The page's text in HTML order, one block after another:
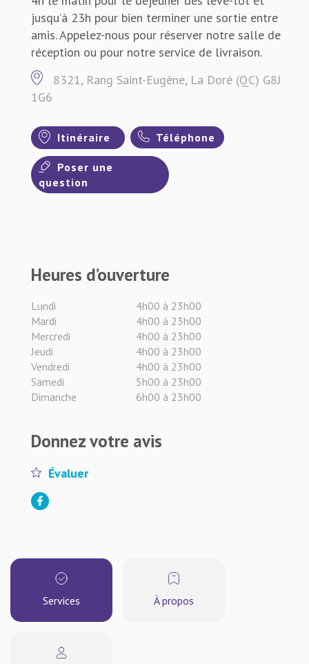
jusqu’à 23h pour bien terminer une sortie entre
amis. Appelez-nous pour réserver notre salle de
réception ou pour notre service de livraison.
8321, Rang Saint-Eugène, La Doré (QC) G8J
1G6
Itinéraire Téléphone
Poser une
question
Heures d’ouverture
Lundi
4h00 à 23h00
Mardi
4h00 à 23h00
Mercredi
4h00 à 23h00
Jeudi
4h00 à 23h00
Vendredi
4h00 à 23h00
Samedi
5h00 à 23h00
Dimanche
6h00 à 23h00
Donnez votre avis
Évaluer
Services À propos